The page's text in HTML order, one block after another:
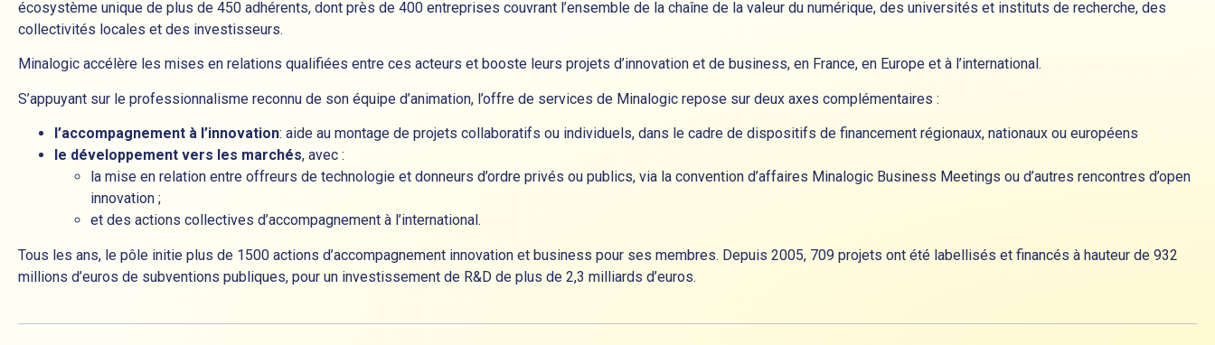
écosystème unique de plus de 450 adhérents, dont près de 400 entreprises couvrant l’ensemble de la chaîne de la valeur du numérique, des universités et instituts de recherche, des
collectivités locales et des investisseurs.
Minalogic accélère les mises en relations qualifiées entre ces acteurs et booste leurs projets d’innovation et de business, en France, en Europe et à l’international.
S’appuyant sur le professionnalisme reconnu de son équipe d’animation, l’offre de services de Minalogic repose sur deux axes complémentaires :
l’accompagnement à l’innovation: aide au montage de projets collaboratifs ou individuels, dans le cadre de dispositifs de financement régionaux, nationaux ou européens
le développement vers les marchés, avec :
la mise en relation entre offreurs de technologie et donneurs d’ordre privés ou publics, via la convention d’affaires Minalogic Business Meetings ou d’autres rencontres d’open
innovation ;
et des actions collectives d’accompagnement à l’international.
Tous les ans, le pôle initie plus de 1500 actions d’accompagnement innovation et business pour ses membres. Depuis 2005, 709 projets ont été labellisés et financés à hauteur de 932
millions d’euros de subventions publiques, pour un investissement de R&D de plus de 2,3 milliards d’euros.